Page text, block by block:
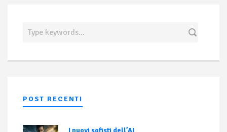
POST RECENTI